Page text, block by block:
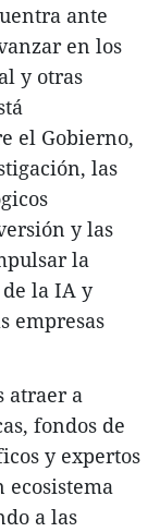
ante
en los
y otras
el Gobierno,
las
y las
la
la IA y
empresas
atraer a
fondos de
y expertos
a las